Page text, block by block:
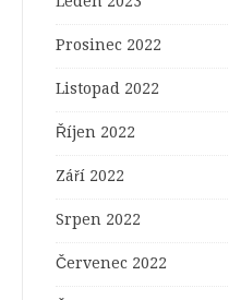
Prosinec 2022
Listopad 2022
Říjen 2022
Září 2022
Srpen 2022
Červenec 2022